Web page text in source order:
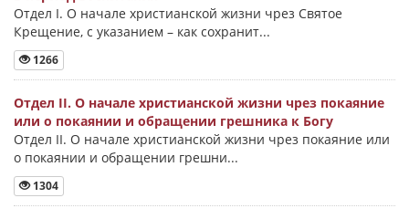
Отдел I. О начале христианской жизни чрез Святое
Крещение, с указанием – как сохранит...
1266
Отдел II. О начале христианской жизни чрез покаяние
или о покаянии и обращении грешника к Богу
Отдел II. О начале христианской жизни чрез покаяние или
о покаянии и обращении грешни...
1304